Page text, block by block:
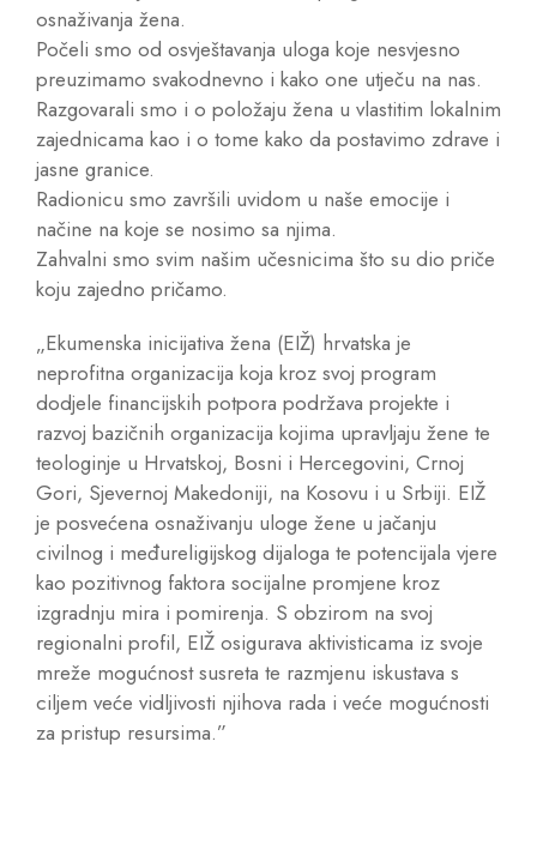
osnaživanja žena.
Počeli smo od osvještavanja uloga koje nesvjesno
preuzimamo svakodnevno i kako one utječu na nas.
Razgovarali smo i o položaju žena u vlastitim lokalnim
zajednicama kao i o tome kako da postavimo zdrave i
jasne granice.
Radionicu smo završili uvidom u naše emocije i
načine na koje se nosimo sa njima.
Zahvalni smo svim našim učesnicima što su dio priče
koju zajedno pričamo.
„Ekumenska inicijativa žena (EIŽ) hrvatska je
neprofitna organizacija koja kroz svoj program
dodjele financijskih potpora podržava projekte i
razvoj bazičnih organizacija kojima upravljaju žene te
teologinje u Hrvatskoj, Bosni i Hercegovini, Crnoj
Gori, Sjevernoj Makedoniji, na Kosovu i u Srbiji. EIŽ
je posvećena osnaživanju uloge žene u jačanju
civilnog i međureligijskog dijaloga te potencijala vjere
kao pozitivnog faktora socijalne promjene kroz
izgradnju mira i pomirenja. S obzirom na svoj
regionalni profil, EIŽ osigurava aktivisticama iz svoje
mreže mogućnost susreta te razmjenu iskustava s
ciljem veće vidljivosti njihova rada i veće mogućnosti
za pristup resursima.”